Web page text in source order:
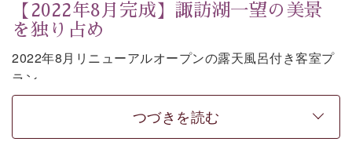
【2022年8月完成】諏訪湖一望の美景
を独り占め
2022年8月リニューアルオープンの露天風呂付き客室プ
ラン。
お部屋の露天風呂で清らかな源泉に抱かれながら、眼下
に広がる諏訪湖を一望いただけます。
上質な装飾を施した和モダンのお部屋は段差がない等の
つづきを読む